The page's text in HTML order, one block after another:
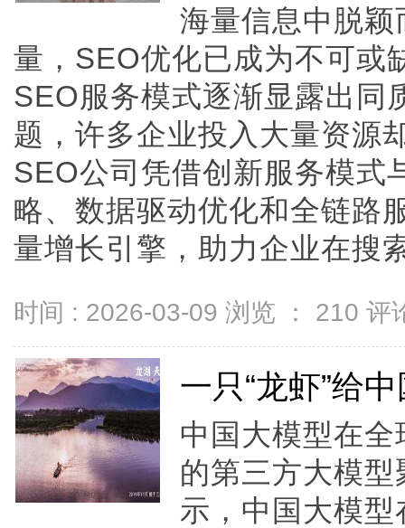
海量信息中脱
量，SEO优化已成为不可或
SEO服务模式逐渐显露出同
题，许多企业投入大量资源
SEO公司凭借创新服务模式
略、数据驱动优化和全链路
量增长引擎，助力企业在搜
时间 : 2026-03-09 浏览 ： 210 评
一只“龙虾”给
中国大模型在
的第三方大模
示，中国大模